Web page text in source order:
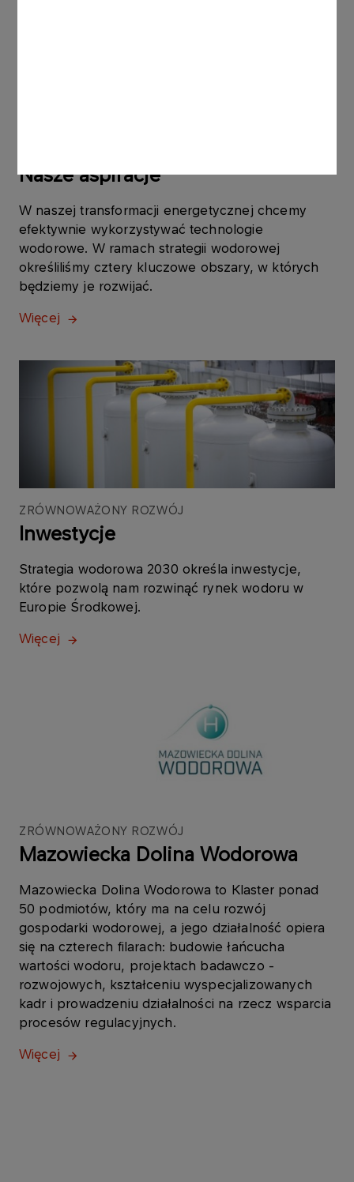
Nasze aspiracje
W naszej transformacji energetycznej chcemy
efektywnie wykorzystywać technologie
wodorowe. W ramach strategii wodorowej
określiliśmy cztery kluczowe obszary, w których
będziemy je rozwijać.
Więcej
ZRÓWNOWAŻONY ROZWÓJ
Inwestycje
Strategia wodorowa 2030 określa inwestycje,
które pozwolą nam rozwinąć rynek wodoru w
Europie Środkowej.
Więcej
ZRÓWNOWAŻONY ROZWÓJ
Mazowiecka Dolina Wodorowa
Mazowiecka Dolina Wodorowa to Klaster ponad
50 podmiotów, który ma na celu rozwój
gospodarki wodorowej, a jego działalność opiera
się na czterech filarach: budowie łańcucha
wartości wodoru, projektach badawczo -
rozwojowych, kształceniu wyspecjalizowanych
kadr i prowadzeniu działalności na rzecz wsparcia
procesów regulacyjnych.
Więcej